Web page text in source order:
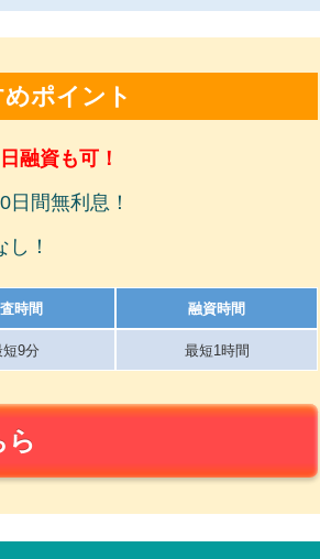
ポイント
融資も可！
間無利息！
！
時間
短9分
融資時間
最短1時間
ら